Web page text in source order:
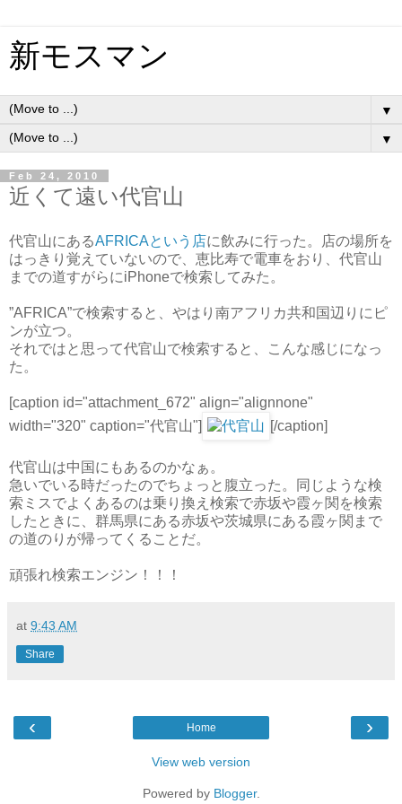
新モスマン
▼
▼
Feb 24, 2010
近くて遠い代官山
代官山にあるAFRICAという店に飲みに行った。店の場所を
はっきり覚えていないので、恵比寿で電車をおり、代官山
までの道すがらにiPhoneで検索してみた。
”AFRICA”で検索すると、やはり南アフリカ共和国辺りにピ
ンが立つ。
それではと思って代官山で検索すると、こんな感じになっ
た。
[caption id="attachment_672" align="alignnone"
width="320" caption="代官山"]
[/caption]
代官山は中国にもあるのかなぁ。
急いでいる時だったのでちょっと腹立った。同じような検
索ミスでよくあるのは乗り換え検索で赤坂や霞ヶ関を検索
したときに、群馬県にある赤坂や茨城県にある霞ヶ関まで
の道のりが帰ってくることだ。
頑張れ検索エンジン！！！
at 9:43 AM
Share
‹ ›
Home
View web version
Powered by Blogger.